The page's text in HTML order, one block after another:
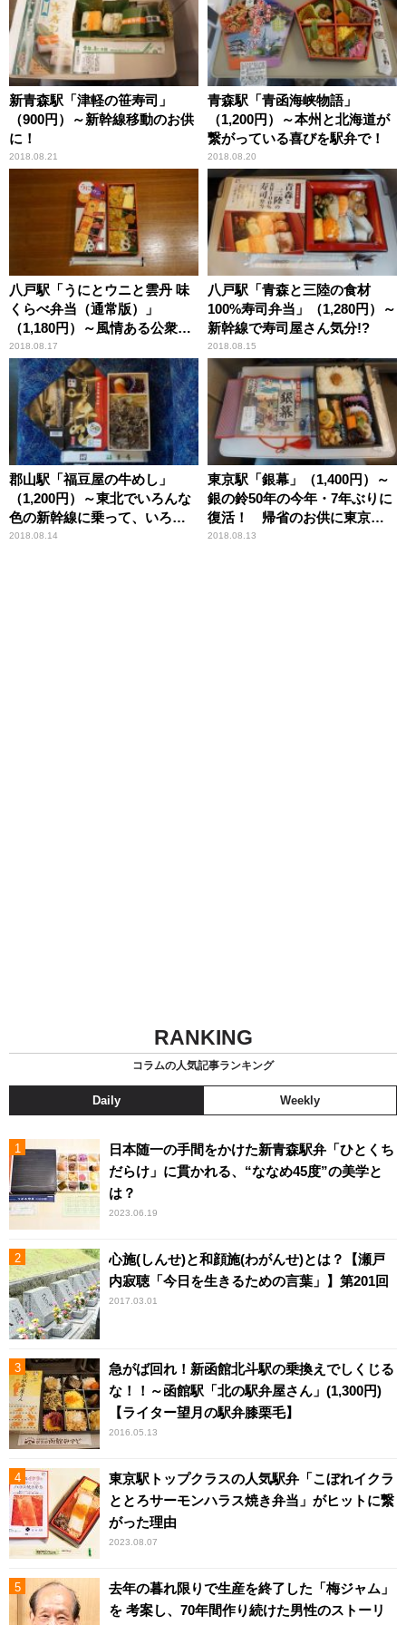
新青森駅「津軽の笹寿司」
（900円）～新幹線移動のお供
に！
2018.08.21
青森駅「青函海峡物語」
（1,200円）～本州と北海道が
繋がっている喜びを駅弁で！
2018.08.20
八戸駅「うにとウニと雲丹 味
くらべ弁当（通常版）」
（1,180円）～風情ある公衆浴
場・下風呂温泉「大湯」
2018.08.17
八戸駅「青森と三陸の食材
100%寿司弁当」（1,280円）～
新幹線で寿司屋さん気分!?
2018.08.15
郡山駅「福豆屋の牛めし」
（1,200円）～東北でいろんな
色の新幹線に乗って、いろん
な牛肉駅弁の食べ比べ！
2018.08.14
東京駅「銀幕」（1,400円）～
銀の鈴50年の今年・7年ぶりに
復活！ 帰省のお供に東京駅
限定駅弁!!
2018.08.13
RANKING
コラムの人気記事ランキング
Daily Weekly
日本随一の手間をかけた新青森駅弁「ひとくち
だらけ」に貫かれる、“ななめ45度”の美学と
は？
2023.06.19
心施(しんせ)と和顔施(わがんせ)とは？【瀬戸
内寂聴「今日を生きるための言葉」】第201回
2017.03.01
急がば回れ！新函館北斗駅の乗換えでしくじる
な！！～函館駅「北の駅弁屋さん」(1,300円)
【ライター望月の駅弁膝栗毛】
2016.05.13
東京駅トップクラスの人気駅弁「こぼれイクラ
ととろサーモンハラス焼き弁当」がヒットに繋
がった理由
2023.08.07
去年の暮れ限りで生産を終了した「梅ジャム」
を 考案し、70年間作り続けた男性のストーリ